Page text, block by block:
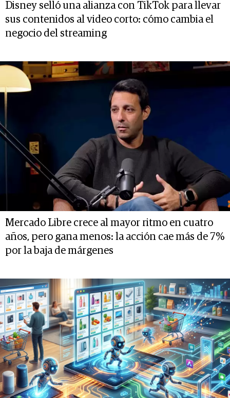
Disney selló una alianza con TikTok para llevar
sus contenidos al video corto: cómo cambia el
negocio del streaming
Mercado Libre crece al mayor ritmo en cuatro
años, pero gana menos: la acción cae más de 7%
por la baja de márgenes